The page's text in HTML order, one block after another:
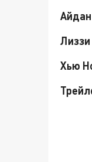
Лиззи
Хью